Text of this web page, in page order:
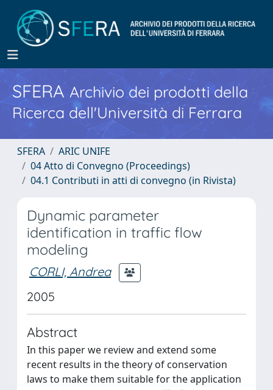
SFERA Archivio dei prodotti della
Ricerca dell'Università di Ferrara
SFERA
ARIC UNIFE
04 Atto di Convegno (Proceedings)
04.1 Contributi in atti di convegno (in Rivista)
Dynamic parameter
identification in traffic flow
modeling
CORLI, Andrea
2005
Abstract
In this paper we review and extend some
recent results in the theory of conservation
laws to make them suitable for the application